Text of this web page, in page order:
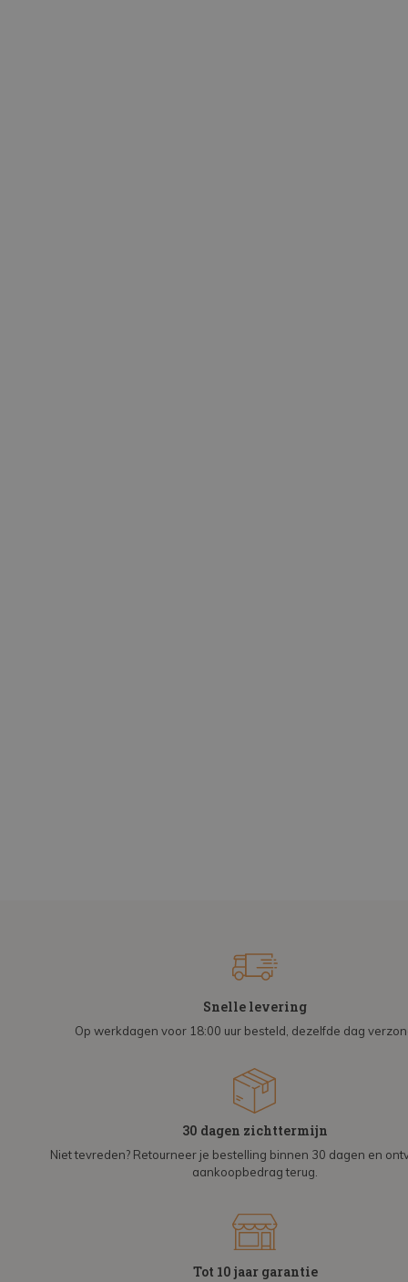
Snelle levering
Op werkdagen voor 18:00 uur besteld, dezelfde dag
30 dagen zichttermijn
Niet tevreden? Retourneer je bestelling binnen 30 dagen en
aankoopbedrag terug.
Tot 10 jaar garantie